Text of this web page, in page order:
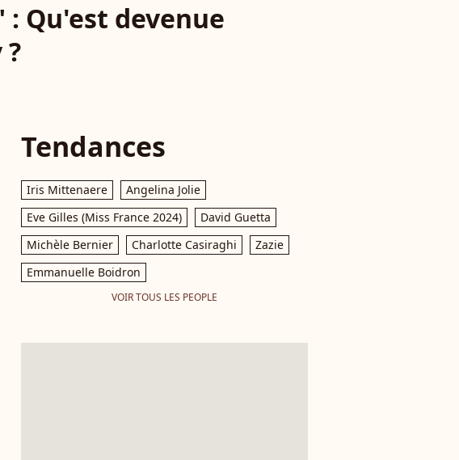
: Qu'est devenue
Tendances
Iris Mittenaere
Angelina Jolie
Eve Gilles (Miss France 2024)
David Guetta
Michèle Bernier
Charlotte Casiraghi
Zazie
Emmanuelle Boidron
VOIR TOUS LES PEOPLE